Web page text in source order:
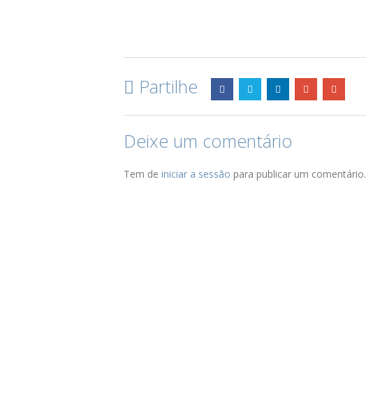
Partilhe
Deixe um comentário
Tem de iniciar a sessão para publicar um comentário.